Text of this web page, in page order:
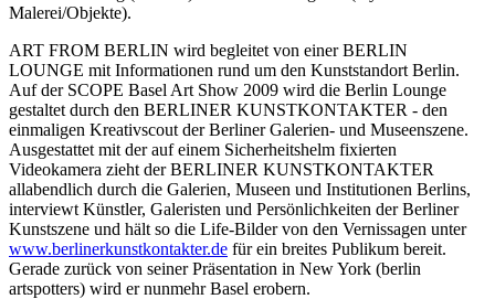
Malerei/Objekte).
ART FROM BERLIN wird begleitet von einer BERLIN
LOUNGE mit Informationen rund um den Kunststandort Berlin.
Auf der SCOPE Basel Art Show 2009 wird die Berlin Lounge
gestaltet durch den BERLINER KUNSTKONTAKTER - den
einmaligen Kreativscout der Berliner Galerien- und Museenszene.
Ausgestattet mit der auf einem Sicherheitshelm fixierten
Videokamera zieht der BERLINER KUNSTKONTAKTER
allabendlich durch die Galerien, Museen und Institutionen Berlins,
interviewt Künstler, Galeristen und Persönlichkeiten der Berliner
Kunstszene und hält so die Life-Bilder von den Vernissagen unter
www.berlinerkunstkontakter.de für ein breites Publikum bereit.
Gerade zurück von seiner Präsentation in New York (berlin
artspotters) wird er nunmehr Basel erobern.